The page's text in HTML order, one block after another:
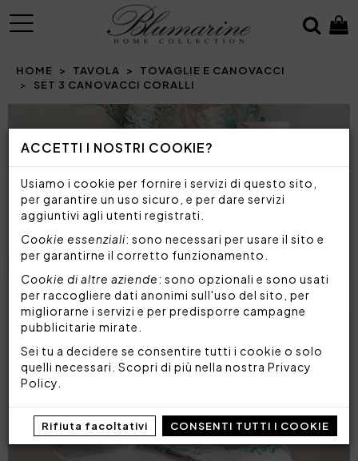
ACCETTI I NOSTRI COOKIE?
Usiamo i cookie per fornire i servizi di questo sito,
per garantire un uso sicuro, e per dare servizi
aggiuntivi agli utenti registrati.
Cookie essenziali: sono necessari per usare il sito e
per garantirne il corretto funzionamento.
Cookie di altre aziende: sono opzionali e sono usati
per raccogliere dati anonimi sull'uso del sito, per
migliorarne i servizi e per predisporre campagne
pubblicitarie mirate.
Sei tu a decidere se consentire tutti i cookie o solo
quelli necessari. Scopri di più nella nostra Privacy
Policy
Rifiuta facoltativi CONSENTI TUTTI I COOKIE
MENU
HOME TAVOLA
TOVAGLIE E CANOVACCI
SET 3 CANOVACCI CORALLI
Prev